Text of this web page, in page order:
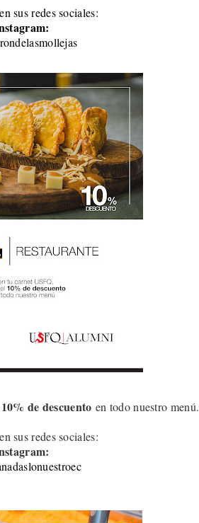
sus redes sociales:
10% de descuento en todo nuestro menú.
sus redes sociales: